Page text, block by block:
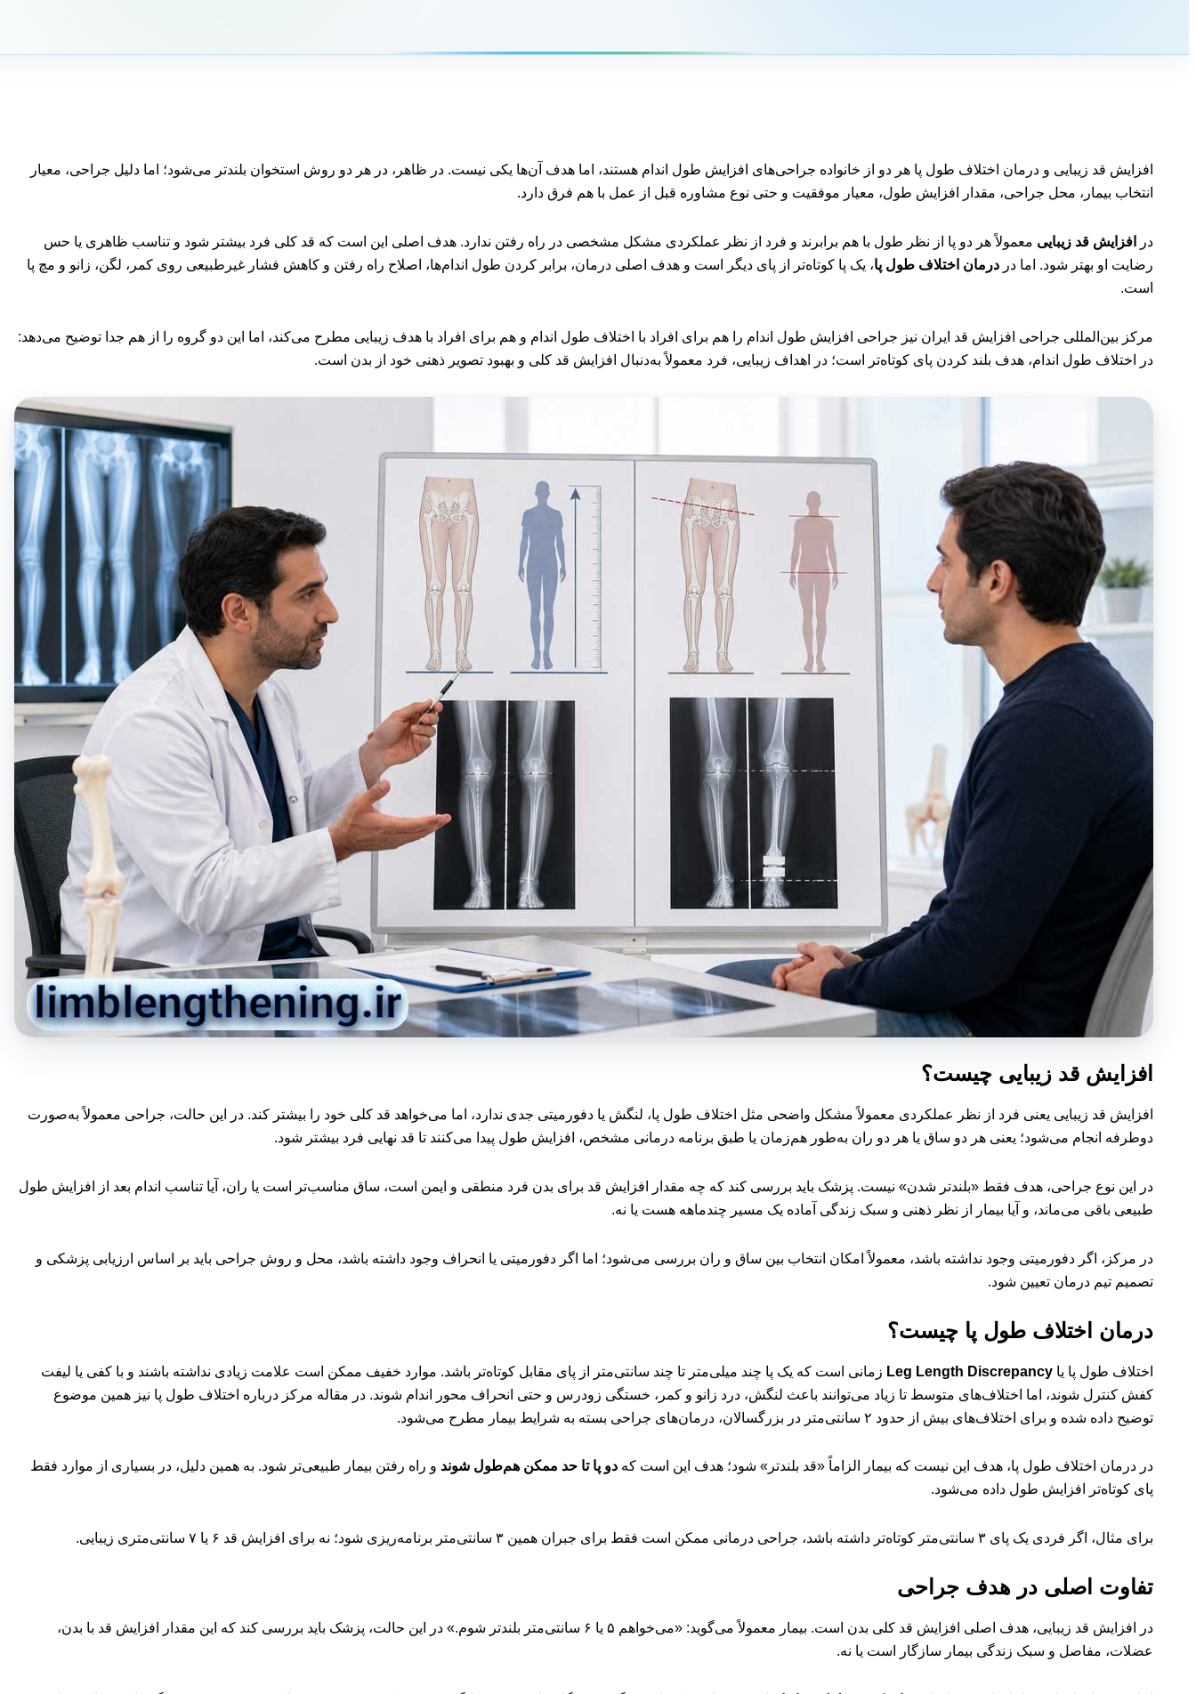
افزایش قد زیبایی و درمان اختلاف طول پا هر دو از خانواده جراحی‌های افزایش طول اندام هستند، اما هدف آن‌ها یکی نیست. در ظاهر، در هر دو روش استخوان بلندتر می‌شود؛ اما دلیل جراحی، معیار
انتخاب بیمار، محل جراحی، مقدار افزایش طول، معیار موفقیت و حتی نوع مشاوره قبل از عمل با هم فرق دارد.
در افزایش قد زیبایی معمولاً هر دو پا از نظر طول با هم برابرند و فرد از نظر عملکردی مشکل مشخصی در راه رفتن ندارد. هدف اصلی این است که قد کلی فرد بیشتر شود و تناسب ظاهری یا حس
رضایت او بهتر شود. اما در درمان اختلاف طول پا، یک پا کوتاه‌تر از پای دیگر است و هدف اصلی درمان، برابر کردن طول اندام‌ها، اصلاح راه رفتن و کاهش فشار غیرطبیعی روی کمر، لگن، زانو و مچ پا
است.
مرکز بین‌المللی جراحی افزایش قد ایران نیز جراحی افزایش طول اندام را هم برای افراد با اختلاف طول اندام و هم برای افراد با هدف زیبایی مطرح می‌کند، اما این دو گروه را از هم جدا توضیح می‌دهد:
در اختلاف طول اندام، هدف بلند کردن پای کوتاه‌تر است؛ در اهداف زیبایی، فرد معمولاً به‌دنبال افزایش قد کلی و بهبود تصویر ذهنی خود از بدن است.
افزایش قد زیبایی چیست؟
افزایش قد زیبایی یعنی فرد از نظر عملکردی معمولاً مشکل واضحی مثل اختلاف طول پا، لنگش یا دفورمیتی جدی ندارد، اما می‌خواهد قد کلی خود را بیشتر کند. در این حالت، جراحی معمولاً به‌صورت
دوطرفه انجام می‌شود؛ یعنی هر دو ساق یا هر دو ران به‌طور هم‌زمان یا طبق برنامه درمانی مشخص، افزایش طول پیدا می‌کنند تا قد نهایی فرد بیشتر شود.
در این نوع جراحی، هدف فقط «بلندتر شدن» نیست. پزشک باید بررسی کند که چه مقدار افزایش قد برای بدن فرد منطقی و ایمن است، ساق مناسب‌تر است یا ران، آیا تناسب اندام بعد از افزایش طول
طبیعی باقی می‌ماند، و آیا بیمار از نظر ذهنی و سبک زندگی آماده یک مسیر چندماهه هست یا نه.
در مرکز، اگر دفورمیتی وجود نداشته باشد، معمولاً امکان انتخاب بین ساق و ران بررسی می‌شود؛ اما اگر دفورمیتی یا انحراف وجود داشته باشد، محل و روش جراحی باید بر اساس ارزیابی پزشکی و
تصمیم تیم درمان تعیین شود.
درمان اختلاف طول پا چیست؟
اختلاف طول پا یا Leg Length Discrepancy زمانی است که یک پا چند میلی‌متر تا چند سانتی‌متر از پای مقابل کوتاه‌تر باشد. موارد خفیف ممکن است علامت زیادی نداشته باشند و با کفی یا لیفت
کفش کنترل شوند، اما اختلاف‌های متوسط تا زیاد می‌توانند باعث لنگش، درد زانو و کمر، خستگی زودرس و حتی انحراف محور اندام شوند. در مقاله مرکز درباره اختلاف طول پا نیز همین موضوع
توضیح داده شده و برای اختلاف‌های بیش از حدود ۲ سانتی‌متر در بزرگسالان، درمان‌های جراحی بسته به شرایط بیمار مطرح می‌شود.
در درمان اختلاف طول پا، هدف این نیست که بیمار الزاماً «قد بلندتر» شود؛ هدف این است که دو پا تا حد ممکن هم‌طول شوند و راه رفتن بیمار طبیعی‌تر شود. به همین دلیل، در بسیاری از موارد فقط
پای کوتاه‌تر افزایش طول داده می‌شود.
برای مثال، اگر فردی یک پای ۳ سانتی‌متر کوتاه‌تر داشته باشد، جراحی درمانی ممکن است فقط برای جبران همین ۳ سانتی‌متر برنامه‌ریزی شود؛ نه برای افزایش قد ۶ یا ۷ سانتی‌متری زیبایی.
تفاوت اصلی در هدف جراحی
در افزایش قد زیبایی، هدف اصلی افزایش قد کلی بدن است. بیمار معمولاً می‌گوید: «می‌خواهم ۵ یا ۶ سانتی‌متر بلندتر شوم.» در این حالت، پزشک باید بررسی کند که این مقدار افزایش قد با بدن،
عضلات، مفاصل و سبک زندگی بیمار سازگار است یا نه.